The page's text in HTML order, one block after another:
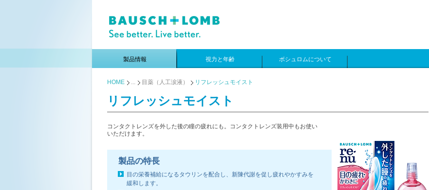
製品情報 視力と年齢 ボシュロムについて
HOME ... 目薬（人工涙液） リフレッシュモイスト
リフレッシュモイスト
コンタクトレンズを外した後の瞳の疲れにも。コンタクトレンズ装用中もお使い
いただけます。
製品の特長
目の栄養補給になるタウリンを配合し、新陳代謝を促し疲れやかすみを
緩和します。